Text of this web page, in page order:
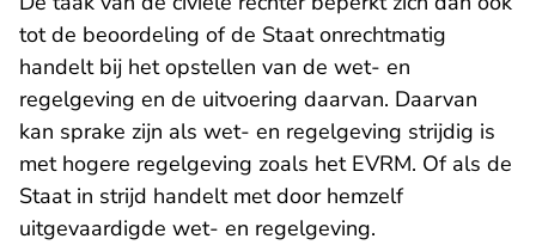
tot de beoordeling of de Staat onrechtmatig
handelt bij het opstellen van de wet- en
regelgeving en de uitvoering daarvan. Daarvan
kan sprake zijn als wet- en regelgeving strijdig is
met hogere regelgeving zoals het EVRM. Of als de
Staat in strijd handelt met door hemzelf
uitgevaardigde wet- en regelgeving.